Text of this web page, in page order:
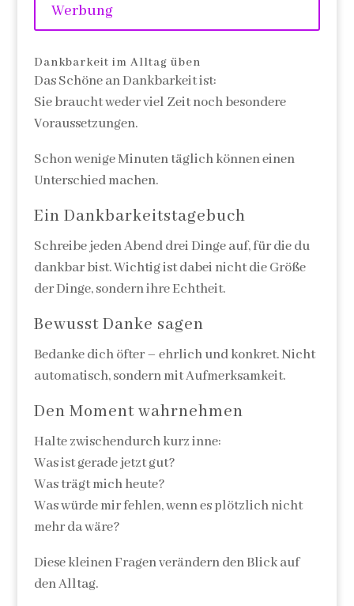
Werbung
Dankbarkeit im Alltag üben
Das Schöne an Dankbarkeit ist:
Sie braucht weder viel Zeit noch besondere
Voraussetzungen.
Schon wenige Minuten täglich können einen
Unterschied machen.
Ein Dankbarkeitstagebuch
Schreibe jeden Abend drei Dinge auf, für die du
dankbar bist. Wichtig ist dabei nicht die Größe
der Dinge, sondern ihre Echtheit.
Bewusst Danke sagen
Bedanke dich öfter – ehrlich und konkret. Nicht
automatisch, sondern mit Aufmerksamkeit.
Den Moment wahrnehmen
Halte zwischendurch kurz inne:
Was ist gerade jetzt gut?
Was trägt mich heute?
Was würde mir fehlen, wenn es plötzlich nicht
mehr da wäre?
Diese kleinen Fragen verändern den Blick auf
den Alltag.